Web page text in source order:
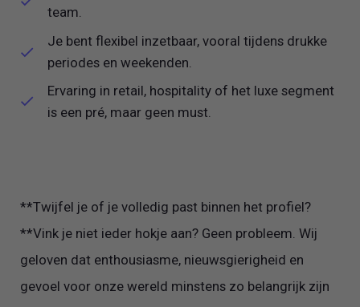
team.
Je bent flexibel inzetbaar, vooral tijdens drukke
periodes en weekenden.
Ervaring in retail, hospitality of het luxe segment
is een pré, maar geen must.
**Twijfel je of je volledig past binnen het profiel?
**Vink je niet ieder hokje aan? Geen probleem. Wij
geloven dat enthousiasme, nieuwsgierigheid en
gevoel voor onze wereld minstens zo belangrijk zijn